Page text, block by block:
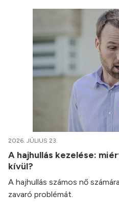
2026. JÚLIUS 23.
A hajhullás kezelése:
kívül?
A hajhullás számos nő
zavaró problémát.